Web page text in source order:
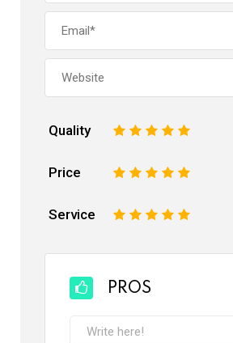
Quality 5
4
3
2
Price 5
4
3
2
Service 5
4
3
2
PROS